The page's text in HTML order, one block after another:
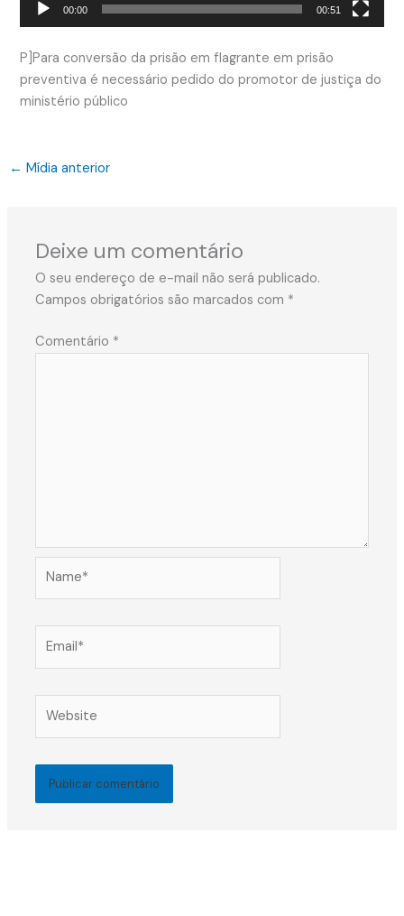
00:00 00:51
P]Para conversão da prisão em flagrante em prisão
preventiva é necessário pedido do promotor de justiça do
ministério público
← Mídia anterior
Deixe um comentário
O seu endereço de e-mail não será publicado.
Campos obrigatórios são marcados com *
Comentário *